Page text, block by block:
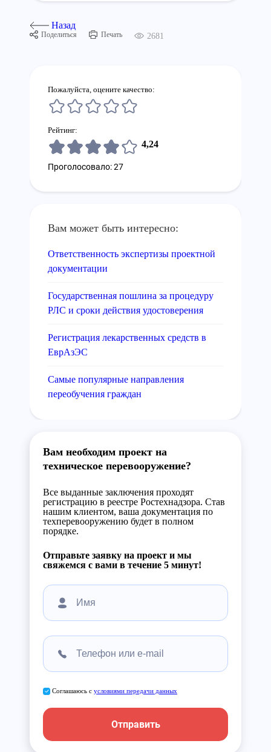
Назад
Поделиться Печать 2681
Пожалуйста, оцените качество:
Рейтинг:
4,24
Проголосовало: 27
Вам может быть интересно:
Ответственность экспертизы проектной
документации
Государственная пошлина за процедуру
РЛС и сроки действия удостоверения
Регистрация лекарственных средств в
ЕврАзЭС
Самые популярные направления
переобучения граждан
Вам необходим проект на
техническое перевооружение?
Все выданные заключения проходят
регистрацию в реестре Ростехнадзора. Став
нашим клиентом, ваша документация по
техперевооружению будет в полном
порядке.
Отправьте заявку на проект и мы
свяжемся с вами в течение 5 минут!
Соглашаюсь с условиями передачи данных
Отправить